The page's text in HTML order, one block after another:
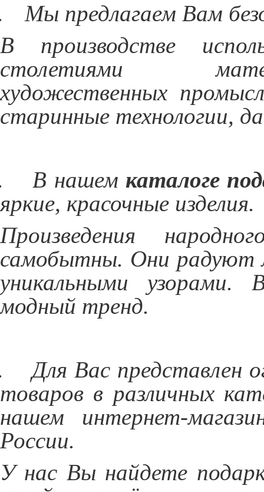
Мы предлагаем Вам
В производстве
столетиями
художественных
старинные технологии,
В нашем каталоге
яркие, красочные изделия.
Произведения
самобытны. Они радуют
уникальными
модный тренд.
Для Вас представлен
товаров в различных
нашем интернет-
России.
У нас Вы найдете